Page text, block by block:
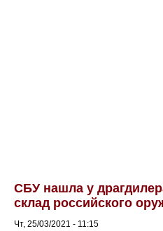
СБУ нашла у
склад российского
Чт, 25/03/2021 - 11:15